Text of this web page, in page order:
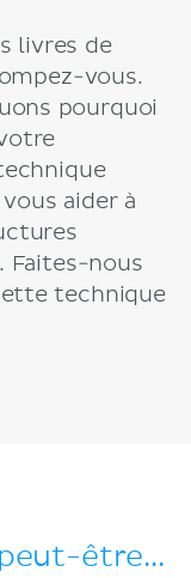
livres de
vous.
pourquoi
aider à
Faites-nous
technique
être...